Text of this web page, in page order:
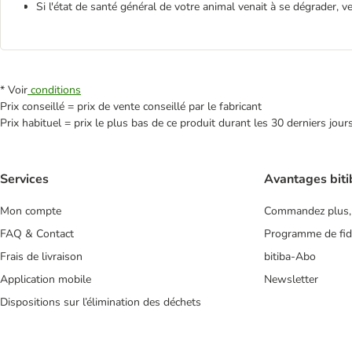
Si l'état de santé général de votre animal venait à se dégrader,
* Voir conditions
Prix conseillé = prix de vente conseillé par le fabricant
Prix habituel = prix le plus bas de ce produit durant les 30 derniers
Services
Mon compte
FAQ & Contact
Frais de livraison
Application mobile
Dispositions sur l’élimination des déchets
Avantages
Commandez
Programme de
bitiba-Abo
Newsletter